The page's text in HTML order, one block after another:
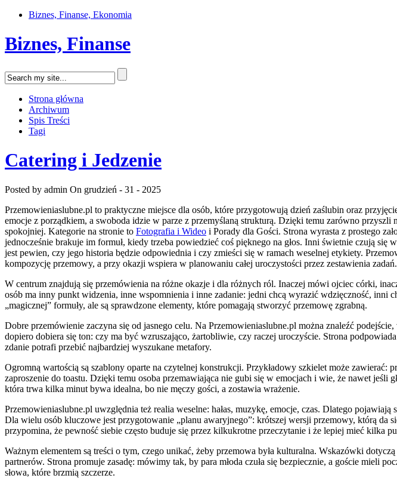
Biznes, Finanse, Ekonomia
Biznes, Finanse
Strona główna
Archiwum
Spis Treści
Tagi
Catering i Jedzenie
Posted by admin On grudzień - 31 - 2025
Przemowieniaslubne.pl to praktyczne miejsce dla osób, które przygotowują dzień zaślubin oraz
emocje z porządkiem, a swoboda idzie w parze z przemyślaną strukturą. Dzięki temu zarówno
spokojniej. Kategorie na stronie to Fotografia i Wideo i Porady dla Gości. Strona wyrasta z prostego
jednocześnie brakuje im formuł, kiedy trzeba powiedzieć coś pięknego na głos. Inni świetnie czują
jest pewien, czy jego historia będzie odpowiednia i czy zmieści się w ramach weselnej etykiety.
kompozycję przemowy, a przy okazji wspiera w planowaniu całej uroczystości przez zestawienia zadań.
W centrum znajdują się przemówienia na różne okazje i dla różnych ról. Inaczej mówi ojciec córki,
osób ma inny punkt widzenia, inne wspomnienia i inne zadanie: jedni chcą wyrazić wdzięczność, inni
„magicznej” formuły, ale są sprawdzone elementy, które pomagają stworzyć przemowę zgrabną.
Dobre przemówienie zaczyna się od jasnego celu. Na Przemowieniaslubne.pl można znaleźć
dopiero dobiera się ton: czy ma być wzruszająco, żartobliwie, czy raczej uroczyście. Strona
zdanie potrafi przebić najbardziej wyszukane metafory.
Ogromną wartością są szablony oparte na czytelnej konstrukcji. Przykładowy szkielet może
zaproszenie do toastu. Dzięki temu osoba przemawiająca nie gubi się w emocjach i wie, że nawet jeśli
która trwa kilka minut bywa idealna, bo nie męczy gości, a zostawia wrażenie.
Przemowieniaslubne.pl uwzględnia też realia weselne: hałas, muzykę, emocje, czas. Dlatego
Dla wielu osób kluczowe jest przygotowanie „planu awaryjnego”: krótszej wersji przemowy, którą da
przypomina, że pewność siebie często buduje się przez kilkukrotne przeczytanie i że lepiej mieć kilka
Ważnym elementem są treści o tym, czego unikać, żeby przemowa była kulturalna. Wskazówki
partnerów. Strona promuje zasadę: mówimy tak, by para młoda czuła się bezpiecznie, a goście mieli
słowa, które brzmią szczerze.